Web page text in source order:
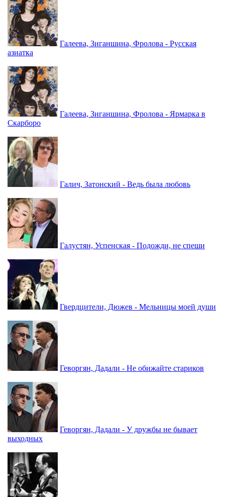
Галеева, Зиганшина, Фролова - Русская
азиатка
Галеева, Зиганшина, Фролова - Ярмарка в
Скарборо
Галич, Затонский - Ведь была любовь
Галустян, Успенская - Подожди, не спеши
Гвердцители, Дюжев - Мельницы моей души
Геворгян, Дадали - Не обижайте стариков
Геворгян, Дадали - У дружбы не бывает
выходных